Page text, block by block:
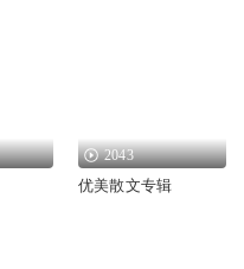
2043
优美散文专辑